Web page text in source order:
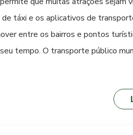
de táxi e os aplicativos de
entre os bairros e pontos
tempo. O transporte público
sobre o transporte público